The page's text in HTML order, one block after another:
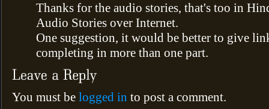
Thanks for the audio stories, that's too in
Audio Stories over Internet.
One suggestion, it would be better to give
completing in more than one part.
You must be logged in to post a comment.